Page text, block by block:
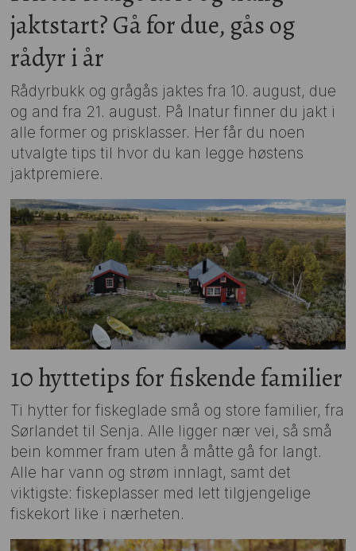
jaktstart? Gå for due, gås og
rådyr i år
Rådyrbukk og grågås jaktes fra 10. august, due
og and fra 21. august. På Inatur finner du jakt i
alle former og prisklasser. Her får du noen
utvalgte tips til hvor du kan legge høstens
jaktpremiere.
10 hyttetips for fiskende familier
Ti hytter for fiskeglade små og store familier, fra
Sørlandet til Senja. Alle ligger nær vei, så små
bein kommer fram uten å måtte gå for langt.
Alle har vann og strøm innlagt, samt det
viktigste: fiskeplasser med lett tilgjengelige
fiskekort like i nærheten.